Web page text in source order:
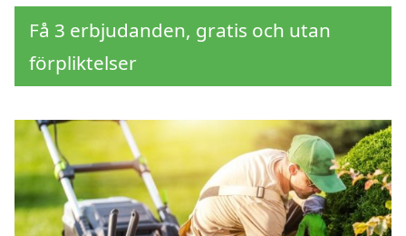
Få 3 erbjudanden, gratis och utan
förpliktelser